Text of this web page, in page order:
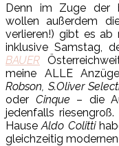
Denn im Zuge der
wollen außerdem
verlieren!) gibt es ab
inklusive Samstag,
BAUER
meine ALLE
Robson, S.Oliver
oder Cinque – die
jedenfalls
HauseAldo Colitti
gleichzeitig